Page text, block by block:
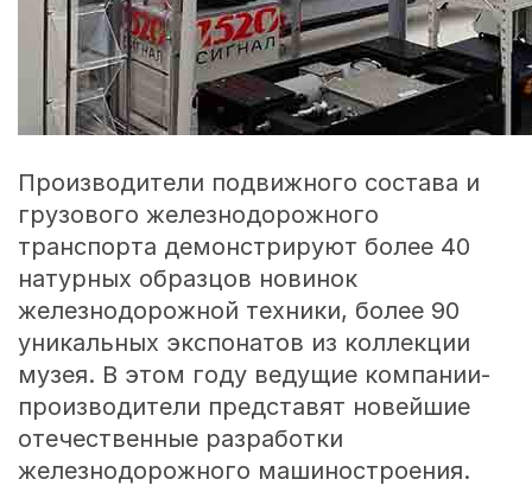
Производители подвижного состава и
грузового железнодорожного
транспорта демонстрируют более 40
натурных образцов новинок
железнодорожной техники, более 90
уникальных экспонатов из коллекции
музея. В этом году ведущие компании-
производители представят новейшие
отечественные разработки
железнодорожного машиностроения.